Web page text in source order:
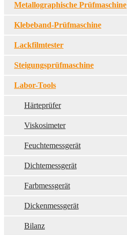
Metallographische Prüfmaschine
Klebeband-Prüfmaschine
Lackfilmtester
Steigungsprüfmaschine
Labor-Tools
Härteprüfer
Viskosimeter
Feuchtemessgerät
Dichtemessgerät
Farbmessgerät
Dickenmessgerät
Bilanz